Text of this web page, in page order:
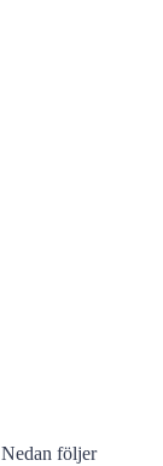
följer